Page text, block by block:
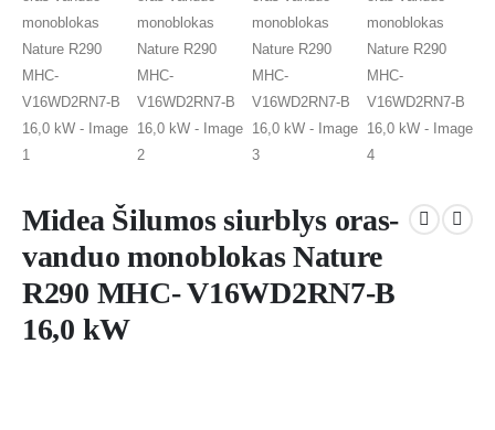
Midea Šilumos siurblys oras-
vanduo monoblokas Nature
R290 MHC- V16WD2RN7-B
16,0 kW